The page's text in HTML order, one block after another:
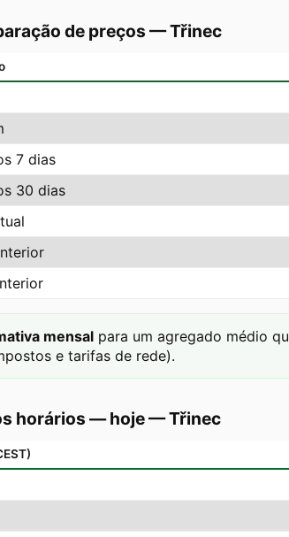
de preços —Třinec
7 dias
30 dias
mensal para um agregado médio
e tarifas de rede).
horários — hoje—Třinec